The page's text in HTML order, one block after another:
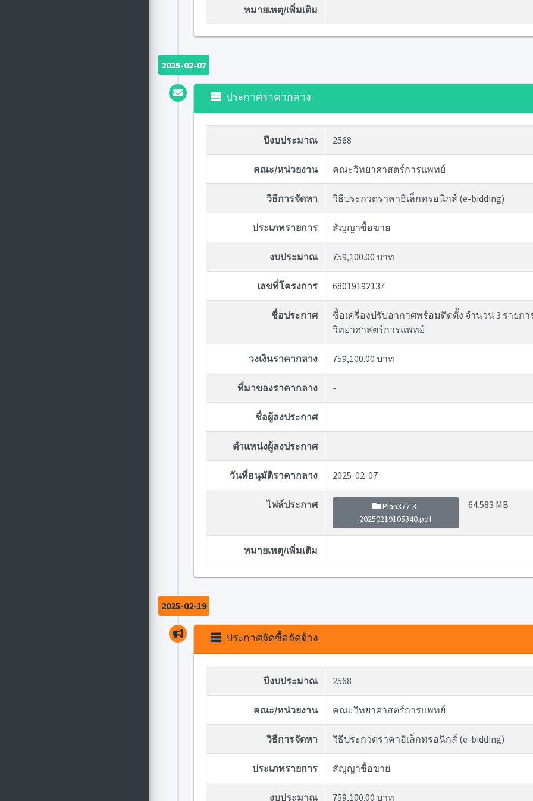
หมายเหตุ/เพิ่มเติม
2025-02-07
ประกาศราคากลาง
ปีงบประมาณ 2568
คณะ/หน่วยงาน คณะวิทยาศาสตร์การแพทย์
วิธีการจัดหา วิธีประกวดราคาอิเล็กทรอนิกส์ (e-bidding)
ประเภทรายการ สัญญาซื้อขาย
งบประมาณ 759,100.00 บาท
เลขที่โครงการ 68019192137
ชื่อประกาศ
ซื้อเครื่องปรับอากาศพร้อมติดตั้ง จำนวน 3 รายก
วิทยาศาสตร์การแพทย์
วงเงินราคากลาง 759,100.00 บาท
ที่มาของราคากลาง -
ชื่อผู้ลงประกาศ
ตำแหน่งผู้ลงประกาศ
วันที่อนุมัติราคากลาง 2025-02-07
ไฟล์ประกาศ
Plan377-3-
20250219105340.pdf
64.583 MB
หมายเหตุ/เพิ่มเติม
2025-02-19
ประกาศจัดซื้อจัดจ้าง
ปีงบประมาณ 2568
คณะ/หน่วยงาน คณะวิทยาศาสตร์การแพทย์
วิธีการจัดหา วิธีประกวดราคาอิเล็กทรอนิกส์ (e-bidding)
ประเภทรายการ สัญญาซื้อขาย
งบประมาณ 759,100.00 บาท